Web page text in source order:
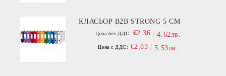
КЛАСЬОР B2B STRONG 5 СМ
Цена без ДДС: €2.36 4.62лв.
Цена с ДДС: €2.83 5.53лв.